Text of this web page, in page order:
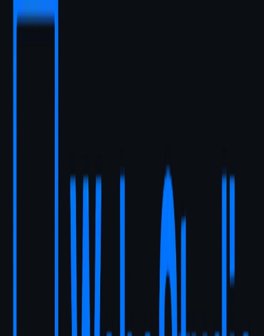
100%
Mobile
SSL certifikát a zabezpečenie
Analytika a tracking
/weby/fitness-trener-jan-bobik
Coaching/Kurzy/Osobné značky
Fitness tréner Ján Bobik